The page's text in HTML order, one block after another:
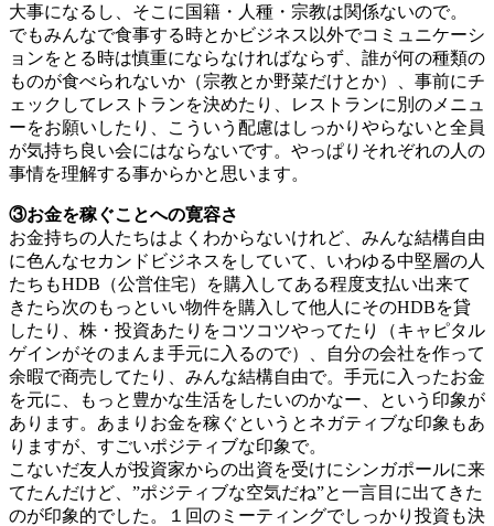
大事になるし、そこに国籍・人種・宗教は関係ないので。
でもみんなで食事する時とかビジネス以外でコミュニケーシ
ョンをとる時は慎重にならなければならず、誰が何の種類の
ものが食べられないか（宗教とか野菜だけとか）、事前にチ
ェックしてレストランを決めたり、レストランに別のメニュ
ーをお願いしたり、こういう配慮はしっかりやらないと全員
が気持ち良い会にはならないです。やっぱりそれぞれの人の
事情を理解する事からかと思います。
③お金を稼ぐことへの寛容さ
お金持ちの人たちはよくわからないけれど、みんな結構自由
に色んなセカンドビジネスをしていて、いわゆる中堅層の人
たちもHDB（公営住宅）を購入してある程度支払い出来て
きたら次のもっといい物件を購入して他人にそのHDBを貸
したり、株・投資あたりをコツコツやってたり（キャピタル
ゲインがそのまんま手元に入るので）、自分の会社を作って
余暇で商売してたり、みんな結構自由で。手元に入ったお金
を元に、もっと豊かな生活をしたいのかなー、という印象が
あります。あまりお金を稼ぐというとネガティブな印象もあ
りますが、すごいポジティブな印象で。
こないだ友人が投資家からの出資を受けにシンガポールに来
てたんだけど、”ポジティブな空気だね”と一言目に出てきた
のが印象的でした。１回のミーティングでしっかり投資も決